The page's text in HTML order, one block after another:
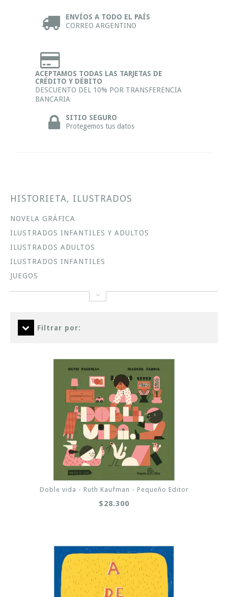
ENVÍOS A TODO EL PAÍS
CORREO ARGENTINO
ACEPTAMOS TODAS LAS TARJETAS DE
CRÉDITO Y DÉBITO
DESCUENTO DEL 10% POR TRANSFERENCIA
BANCARIA
SITIO SEGURO
Protegemos tus datos
HISTORIETA, ILUSTRADOS
NOVELA GRÁFICA
ILUSTRADOS INFANTILES Y ADULTOS
ILUSTRADOS ADULTOS
ILUSTRADOS INFANTILES
JUEGOS
Filtrar por:
Doble vida - Ruth Kaufman - Pequeño Editor
$28.300